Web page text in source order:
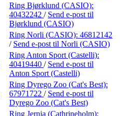
Ring Bjørklund (CASIO):
40432242 / Send e-post til
Bjørklund (CASIO)
Ring Norli (CASIO): 46812142
/ Send e-post til Norli (CASIO)
Ring Anton Sport (Castelli):
40419440 / Send e-post til
Anton Sport (Castelli)
Ring Dyrego Zoo (Cat's Best):
67971722 / Send e-post til
Dyrego Zoo (Cat's Best)
Ring Jernia (Cathrineholm):